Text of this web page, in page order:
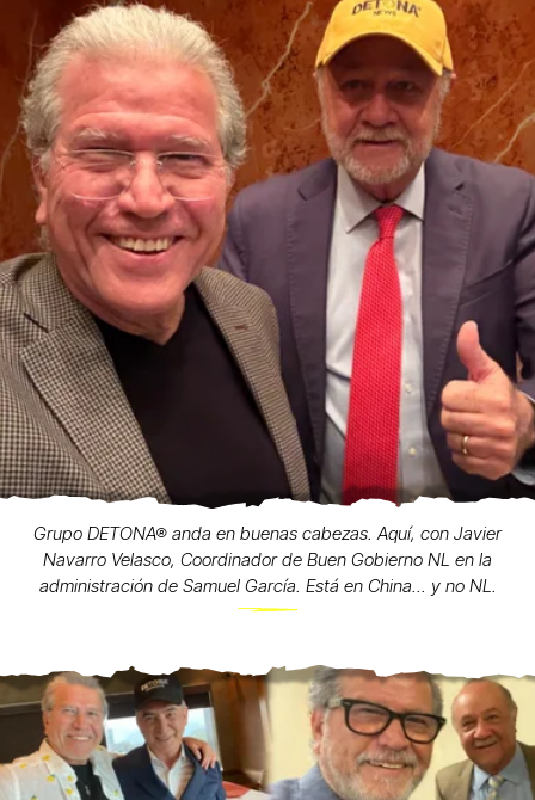
Grupo DETONA® anda en buenas cabezas. Aquí, con Javier
Navarro Velasco, Coordinador de Buen Gobierno NL en la
administración de Samuel García. Está en China... y no NL.